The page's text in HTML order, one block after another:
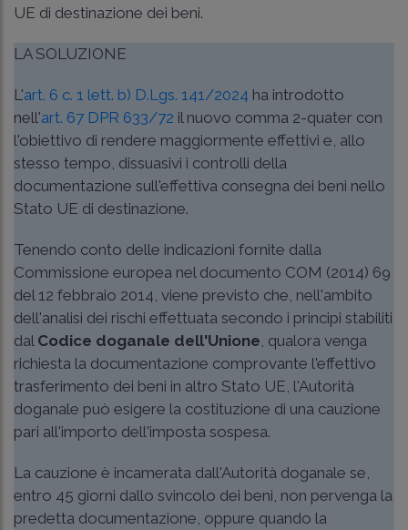
UE di destinazione dei beni.
LA SOLUZIONE
L'art. 6 c. 1 lett. b) D.Lgs. 141/2024 ha introdotto
nell'art. 67 DPR 633/72 il nuovo comma 2-quater con
l'obiettivo di rendere maggiormente effettivi e, allo
stesso tempo, dissuasivi i controlli della
documentazione sull'effettiva consegna dei beni nello
Stato UE di destinazione.
Tenendo conto delle indicazioni fornite dalla
Commissione europea nel documento COM (2014) 69
del 12 febbraio 2014, viene previsto che, nell'ambito
dell'analisi dei rischi effettuata secondo i principi stabiliti
dal Codice doganale dell'Unione , qualora venga
richiesta la documentazione comprovante l'effettivo
trasferimento dei beni in altro Stato UE, l'Autorità
doganale può esigere la costituzione di una cauzione
pari all'importo dell'imposta sospesa.
La cauzione è incamerata dall'Autorità doganale se,
entro 45 giorni dallo svincolo dei beni, non pervenga la
predetta documentazione, oppure quando la